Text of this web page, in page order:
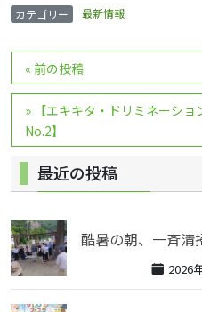
カテゴリー 最新情報
投
稿
ナ
ビ
ゲ
ー
ョ
ン
« 前の投稿
» 【エキキタ・ドリミネーシ
No.2】
最近の投稿
酷暑の朝、一斉清
2026